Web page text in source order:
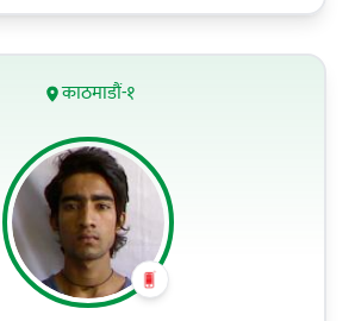
काठमाडौं-१